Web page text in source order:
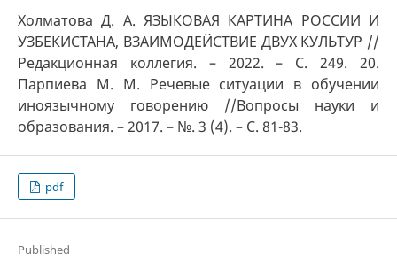
Холматова Д. А. ЯЗЫКОВАЯ КАРТИНА РОССИИ И
УЗБЕКИСТАНА, ВЗАИМОДЕЙСТВИЕ ДВУХ КУЛЬТУР //
Редакционная коллегия. – 2022. – С. 249. 20.
Парпиева М. М. Речевые ситуации в обучении
иноязычному говорению //Вопросы науки и
образования. – 2017. – №. 3 (4). – С. 81-83.
pdf
Published